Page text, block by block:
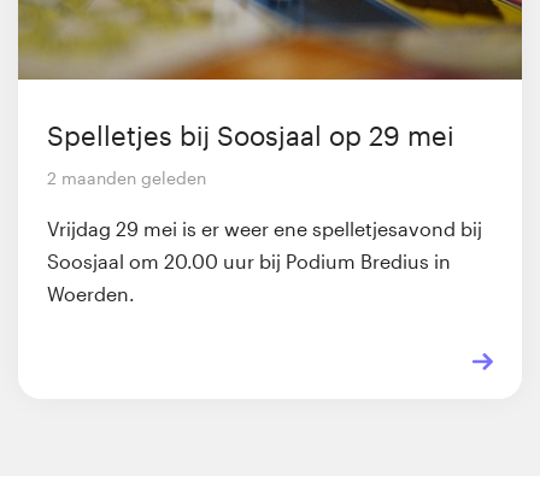
Spelletjes bij Soosjaal op 29 mei
2 maanden geleden
Vrijdag 29 mei is er weer ene spelletjesavond bij
Soosjaal om 20.00 uur bij Podium Bredius in
Woerden.